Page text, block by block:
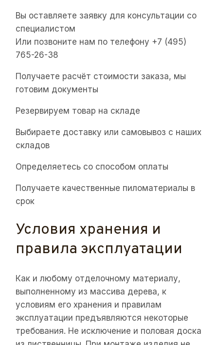
Вы оставляете заявку для консультации со
специалистом
Или позвоните нам по телефону +7 (495)
765-26-38
Получаете расчёт стоимости заказа, мы
готовим документы
Резервируем товар на складе
Выбираете доставку или самовывоз с наших
складов
Определяетесь со способом оплаты
Получаете качественные пиломатериалы в
срок
Условия хранения и
правила эксплуатации
Как и любому отделочному материалу,
выполненному из массива дерева, к
условиям его хранения и правилам
эксплуатации предъявляются некоторые
требования. Не исключение и половая доска